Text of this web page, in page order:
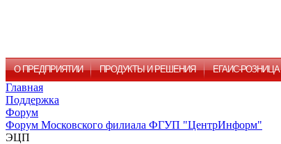
О ПРЕДПРИЯТИИ ПРОДУКТЫ И РЕШЕНИЯ ЕГАИС-РОЗНИЦА
Главная
Поддержка
Форум
Форум Московского филиала ФГУП "ЦентрИнформ"
ЭЦП